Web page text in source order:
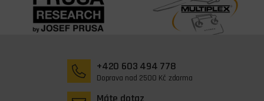
+420 603 494 778
Doprava nad 2500 Kč zdarma